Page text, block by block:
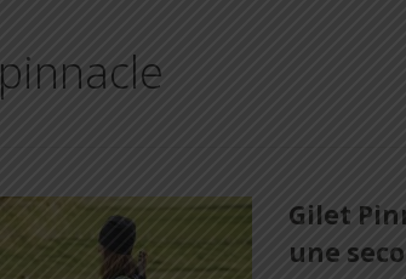
pinnacle
Gilet
une